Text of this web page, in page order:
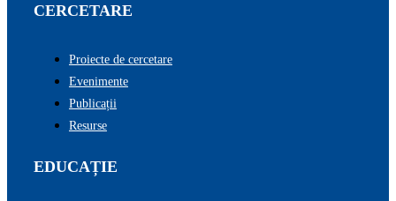
CERCETARE
Proiecte de cercetare
Evenimente
Publicații
Resurse
EDUCAȚIE